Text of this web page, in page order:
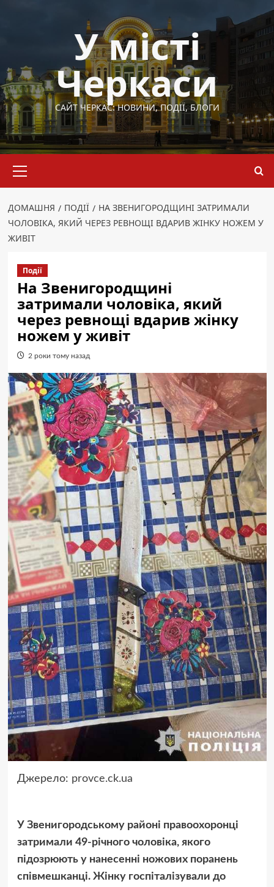
У місті
Черкаси
САЙТ ЧЕРКАС: НОВИНИ, ПОДІЇ, БЛОГИ
меню
ДОМАШНЯ ПОДІЇ
НА ЗВЕНИГОРОДЩИНІ ЗАТРИМАЛИ
ЧОЛОВІКА, ЯКИЙ ЧЕРЕЗ РЕВНОЩІ ВДАРИВ ЖІНКУ НОЖЕМ У
ЖИВІТ
Події
На Звенигородщині
затримали чоловіка, який
через ревнощі вдарив жінку
ножем у живіт
2 роки тому назад
Джерело: provce.ck.ua
У Звенигородському районі правоохоронці
затримали 49-річного чоловіка, якого
підозрюють у нанесенні ножових поранень
співмешканці. Жінку госпіталізували до